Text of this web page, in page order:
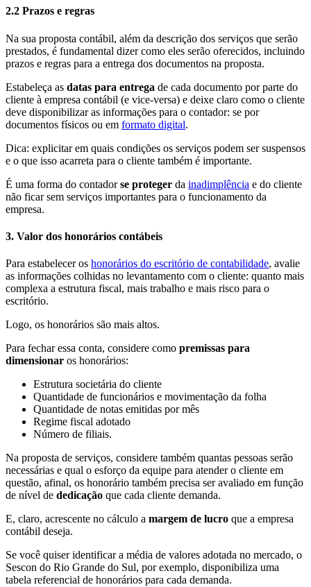
2.2 Prazos e regras
Na sua proposta contábil, além da descrição dos serviços que serão
prestados, é fundamental dizer como eles serão oferecidos, incluindo
prazos e regras para a entrega dos documentos na proposta.
Estabeleça as datas para entrega de cada documento por parte do
cliente à empresa contábil (e vice-versa) e deixe claro como o cliente
deve disponibilizar as informações para o contador: se por
documentos físicos ou em formato digital.
Dica: explicitar em quais condições os serviços podem ser suspensos
e o que isso acarreta para o cliente também é importante.
É uma forma do contadorse proteger da inadimplência e do cliente
não ficar sem serviços importantes para o funcionamento da
empresa.
3. Valor dos honorários contábeis
Para estabelecer os honorários do escritório de contabilidade, avalie
as informações colhidas no levantamento com o cliente: quanto mais
complexa a estrutura fiscal, mais trabalho e mais risco para o
escritório.
Logo, os honorários são mais altos.
Para fechar essa conta, considere como premissas para
dimensionar os honorários:
Estrutura societária do cliente
Quantidade de funcionários e movimentação da folha
Quantidade de notas emitidas por mês
Regime fiscal adotado
Número de filiais.
Na proposta de serviços, considere também quantas pessoas serão
necessárias e qual o esforço da equipe para atender o cliente em
questão, afinal, os honorário também precisa ser avaliado em função
de nível de dedicação que cada cliente demanda.
E, claro, acrescente no cálculo a margem de lucro que a empresa
contábil deseja.
Se você quiser identificar a média de valores adotada no mercado, o
Sescon do Rio Grande do Sul, por exemplo, disponibiliza uma
tabela referencial de honorários para cada demanda.